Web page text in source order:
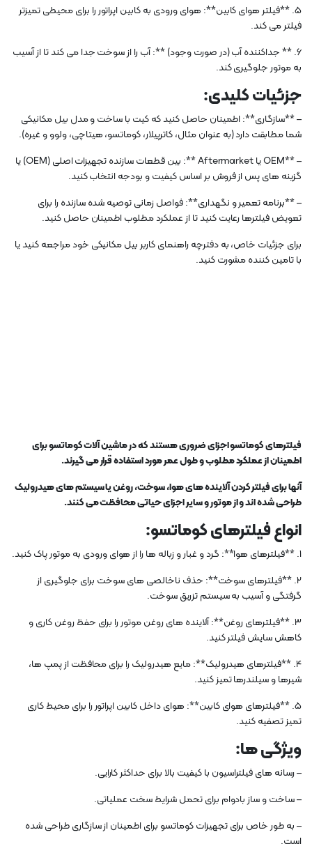
5. **فیلتر هوای کابین**: هوای ورودی به کابین اپراتور را برای محیطی تمیزتر
فیلتر می کند.
6. ** جداکننده آب (در صورت وجود) **: آب را از سوخت جدا می کند تا از آسیب
به موتور جلوگیری کند.
جزئیات کلیدی:
– **سازگاری**: اطمینان حاصل کنید که کیت با ساخت و مدل بیل مکانیکی
شما مطابقت دارد (به عنوان مثال، کاترپیلار، کوماتسو، هیتاچی، ولوو و غیره).
– **OEM یا Aftermarket **: بین قطعات سازنده تجهیزات اصلی (OEM) یا
گزینه های پس از فروش بر اساس کیفیت و بودجه انتخاب کنید.
– **برنامه تعمیر و نگهداری**: فواصل زمانی توصیه شده سازنده را برای
تعویض فیلترها رعایت کنید تا از عملکرد مطلوب اطمینان حاصل کنید.
برای جزئیات خاص، به دفترچه راهنمای کاربر بیل مکانیکی خود مراجعه کنید یا
با تامین کننده مشورت کنید.
فیلترهای کوماتسو اجزای ضروری هستند که در ماشین آلات کوماتسو برای
اطمینان از عملکرد مطلوب و طول عمر مورد استفاده قرار می گیرند.
آنها برای فیلتر کردن آلاینده های هوا، سوخت، روغن یا سیستم های هیدرولیک
طراحی شده اند و از موتور و سایر اجزای حیاتی محافظت می کنند.
انواع فیلترهای کوماتسو:
1. **فیلترهای هوا**: گرد و غبار و زباله ها را از هوای ورودی به موتور پاک کنید.
2. **فیلترهای سوخت**: حذف ناخالصی های سوخت برای جلوگیری از
گرفتگی و آسیب به سیستم تزریق سوخت.
3. **فیلترهای روغن**: آلاینده های روغن موتور را برای حفظ روغن کاری و
کاهش سایش فیلتر کنید.
4. **فیلترهای هیدرولیک**: مایع هیدرولیک را برای محافظت از پمپ ها،
شیرها و سیلندرها تمیز کنید.
5. **فیلترهای هوای کابین**: هوای داخل کابین اپراتور را برای محیط کاری
تمیز تصفیه کنید.
ویژگی ها:
– رسانه های فیلتراسیون با کیفیت بالا برای حداکثر کارایی.
– ساخت و ساز بادوام برای تحمل شرایط سخت عملیاتی.
– به طور خاص برای تجهیزات کوماتسو برای اطمینان از سازگاری طراحی شده
است.